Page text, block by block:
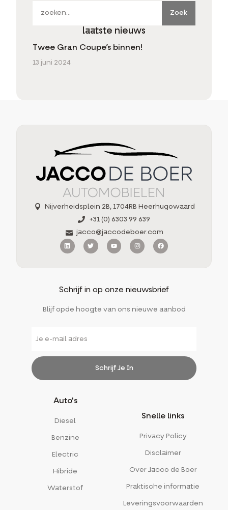
Zoek
laatste nieuws
Twee Gran Coupe’s binnen!
13 juni 2024
Nijverheidsplein 2B, 1704RB Heerhugowaard
+31 (0) 6303 99 639
jacco@jaccodeboer.com
Schrijf in op onze nieuwsbrief
Blijf opde hoogte van ons nieuwe aanbod
Schrijf Je In
Auto's
Diesel
Benzine
Electric
Hibride
Waterstof
Snelle links
Privacy Policy
Disclaimer
Over Jacco de Boer
Praktische informatie
Leveringsvoorwaarden